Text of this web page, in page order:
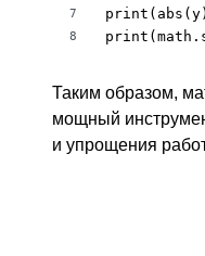
7
8
Таким образом,
мощный
и упрощения